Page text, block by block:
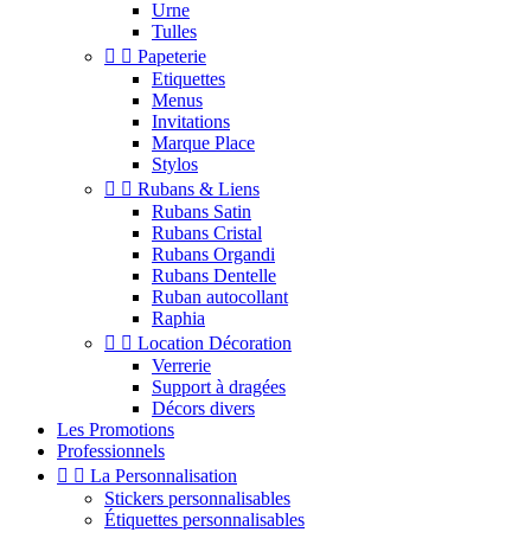
Urne
Tulles
  Papeterie
Etiquettes
Menus
Invitations
Marque Place
Stylos
  Rubans & Liens
Rubans Satin
Rubans Cristal
Rubans Organdi
Rubans Dentelle
Ruban autocollant
Raphia
  Location Décoration
Verrerie
Support à dragées
Décors divers
Les Promotions
Professionnels
  La Personnalisation
Stickers personnalisables
Étiquettes personnalisables